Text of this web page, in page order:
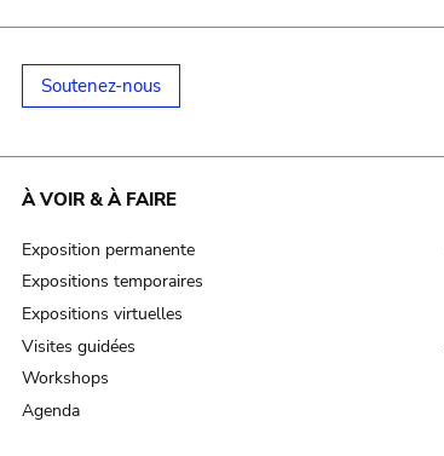
Soutenez-nous
À VOIR & À FAIRE
Exposition permanente
Expositions temporaires
Expositions virtuelles
Visites guidées
Workshops
Agenda